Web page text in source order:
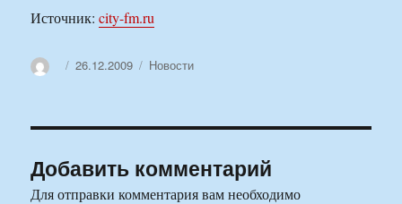
Источник:city-fm.ru
АвторОпубликовано
26.12.2009 Рубрики
Новости
Добавить комментарий
Для отправки комментария вам необходимо